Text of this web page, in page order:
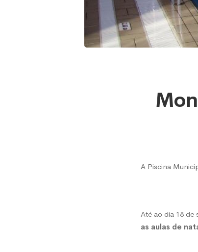
A Piscina
Até ao dia 18 de
as aulas de